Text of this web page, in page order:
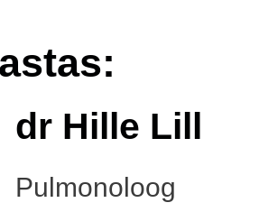
dr Hille Lill
Pulmonoloog